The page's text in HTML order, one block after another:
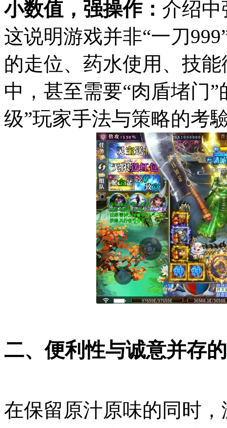
小数值，强操作： 介绍中
这说明游戏并非“一刀
的走位、药水使用、技
中，甚至需要“肉盾堵门
级”玩家手法与策略的考
二、便利性与诚意并存
在保留原汁原味的同时